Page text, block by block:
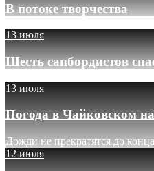
В потоке творчества
13 июля
Шесть сапбордистов
13 июля
Погода в Чайковском
Дожди не прекратятся до
12 июля